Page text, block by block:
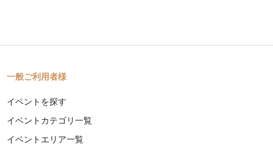
一般ご利用者様
イベントを探す
イベントカテゴリ一覧
イベントエリア一覧